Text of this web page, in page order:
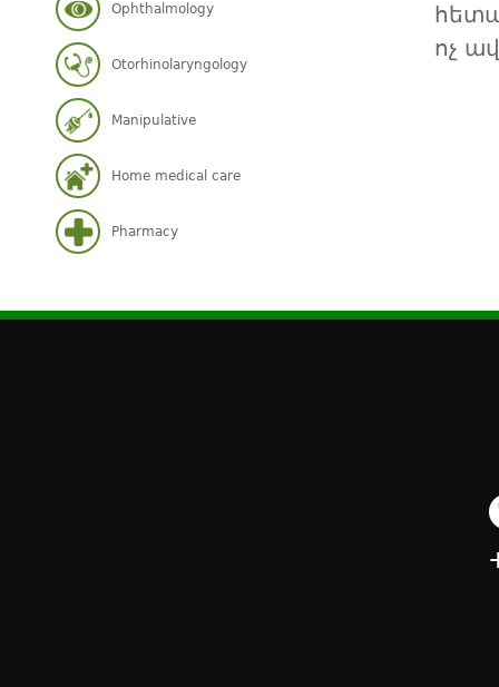
Ophthalmology
Otorhinolaryngology
Manipulative
Home medical care
Pharmacy
ոչ